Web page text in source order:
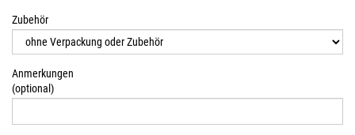
Zubehör
Anmerkungen
(optional)